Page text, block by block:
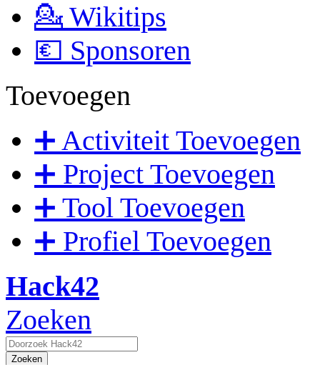
💁 Wikitips
💶 Sponsoren
Toevoegen
➕ Activiteit Toevoegen
➕ Project Toevoegen
➕ Tool Toevoegen
➕ Profiel Toevoegen
Hack42
Zoeken
Zoeken